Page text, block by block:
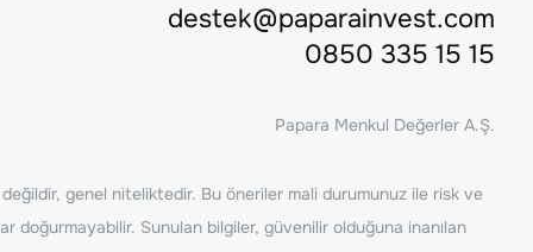
destek@paparainvest.com
0850 335 15 15
Papara Menkul Değerler A.Ş.
değildir, genel niteliktedir. Bu öneriler mali durumunuz ile risk ve
doğurmayabilir. Sunulan bilgiler, güvenilir olduğuna inanılan